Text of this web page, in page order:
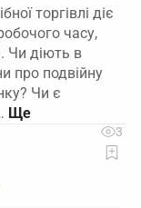
торгівлі діє
часу,
Чи діють в
про подвійну
Чи є
3